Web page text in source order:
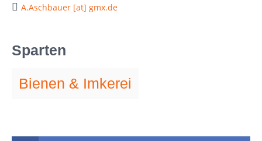
A.Aschbauer [at] gmx.de
Sparten
Bienen & Imkerei